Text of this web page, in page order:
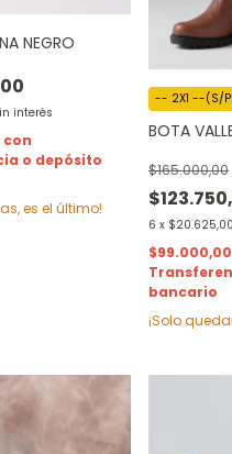
NEGRO
interés
con
o depósito
es el último!
BOTA
$165.000,00
6 x $20.625,00
-- 2X1 --(S/
$99.000,00
bancario
¡Solo